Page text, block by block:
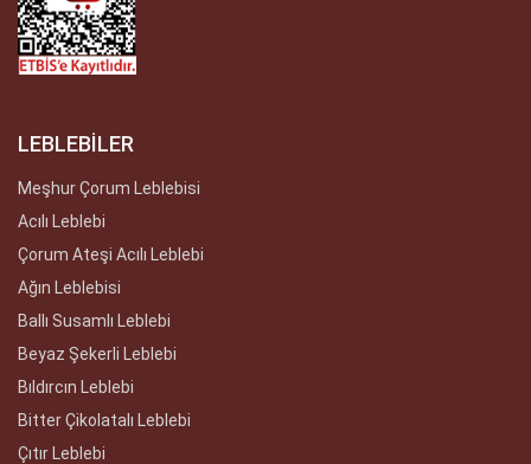
LEBLEBİLER
Meşhur Çorum Leblebisi
Acılı Leblebi
Çorum Ateşi Acılı Leblebi
Ağın Leblebisi
Ballı Susamlı Leblebi
Beyaz Şekerli Leblebi
Bıldırcın Leblebi
Bitter Çikolatalı Leblebi
Çıtır Leblebi